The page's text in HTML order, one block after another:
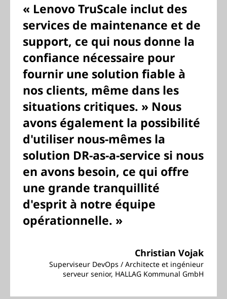
« Lenovo TruScale inclut des
services de maintenance et de
support, ce qui nous donne la
confiance nécessaire pour
fournir une solution fiable à
nos clients, même dans les
situations critiques. » Nous
avons également la possibilité
d'utiliser nous-mêmes la
solution DR-as-a-service si nous
en avons besoin, ce qui offre
une grande tranquillité
d'esprit à notre équipe
opérationnelle. »
Christian Vojak
Superviseur DevOps / Architecte et ingénieur
serveur senior, HALLAG Kommunal GmbH